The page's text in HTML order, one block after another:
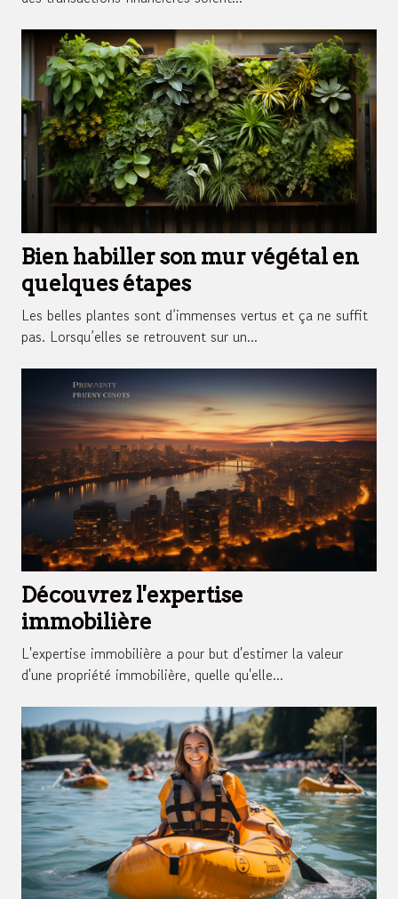
Bien habiller son mur végétal en
quelques étapes
Les belles plantes sont d’immenses vertus et ça ne suffit
pas. Lorsqu’elles se retrouvent sur un...
Découvrez l'expertise
immobilière
L'expertise immobilière a pour but d'estimer la valeur
d'une propriété immobilière, quelle qu'elle...